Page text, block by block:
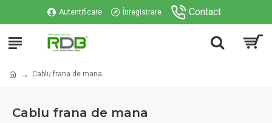
Autentificare Înregistrare Contact
Cablu frana de mana
Cablu frana de mana